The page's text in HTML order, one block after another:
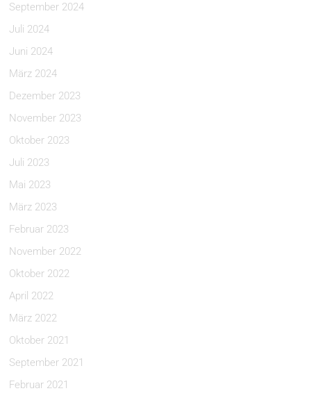
September 2024
Juli 2024
Juni 2024
März 2024
Dezember 2023
November 2023
Oktober 2023
Juli 2023
Mai 2023
März 2023
Februar 2023
November 2022
Oktober 2022
April 2022
März 2022
Oktober 2021
September 2021
Februar 2021